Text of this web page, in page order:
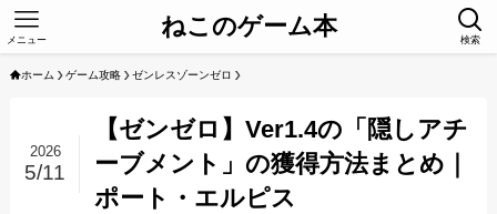
ねこのゲーム本 検索
メニュー
ホーム ゲーム攻略 ゼンレスゾーンゼロ
【ゼンゼロ】Ver1.4の「隠しアチ
ーブメント」の獲得方法まとめ｜
ポート・エルピス
2026
5/11